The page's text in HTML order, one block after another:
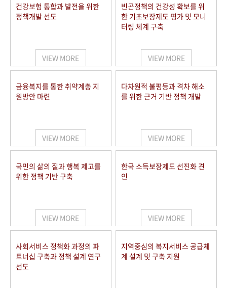
건강보험 통합과 발전을 위한
정책개발 선도
VIEW MORE
빈곤정책의 건강성 확보를 위
한 기초보장제도 평가 및 모니
터링 체계 구축
VIEW MORE
금융복지를 통한 취약계층 지
원방안 마련
VIEW MORE
다차원적 불평등과 격차 해소
를 위한 근거 기반 정책 개발
VIEW MORE
국민의 삶의 질과 행복 제고를
위한 정책 기반 구축
VIEW MORE
한국 소득보장제도 선진화 견
인
VIEW MORE
사회서비스 정책화 과정의 파
트너십 구축과 정책 설계 연구
선도
지역중심의 복지서비스 공급체
계 설계 및 구축 지원